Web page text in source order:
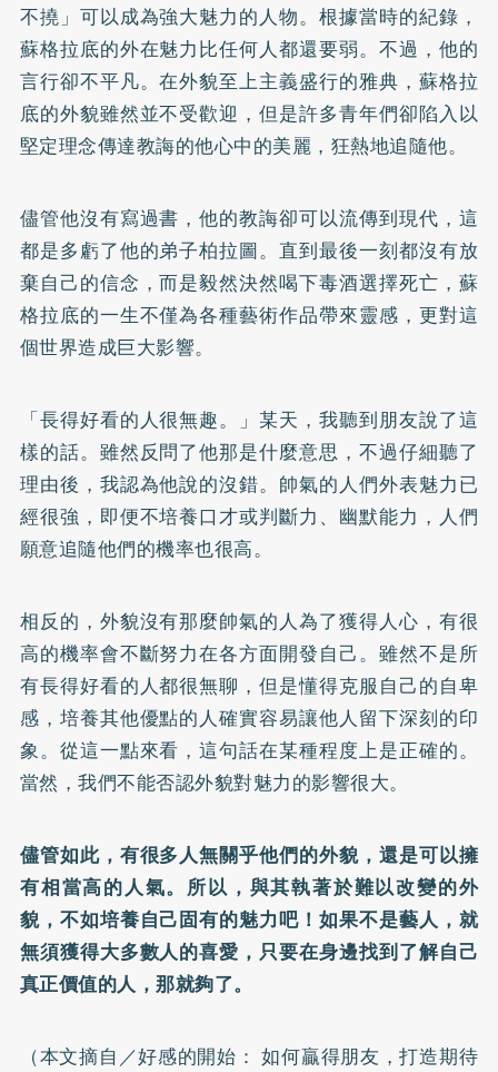
不撓」可以成為強大魅力的人物。根據當時的紀錄，
蘇格拉底的外在魅力比任何人都還要弱。不過，他的
言行卻不平凡。在外貌至上主義盛行的雅典，蘇格拉
底的外貌雖然並不受歡迎，但是許多青年們卻陷入以
堅定理念傳達教誨的他心中的美麗，狂熱地追隨他。
儘管他沒有寫過書，他的教誨卻可以流傳到現代，這
都是多虧了他的弟子柏拉圖。直到最後一刻都沒有放
棄自己的信念，而是毅然決然喝下毒酒選擇死亡，蘇
格拉底的一生不僅為各種藝術作品帶來靈感，更對這
個世界造成巨大影響。
「長得好看的人很無趣。」某天，我聽到朋友說了這
樣的話。雖然反問了他那是什麼意思，不過仔細聽了
理由後，我認為他說的沒錯。帥氣的人們外表魅力已
經很強，即便不培養口才或判斷力、幽默能力，人們
願意追隨他們的機率也很高。
相反的，外貌沒有那麼帥氣的人為了獲得人心，有很
高的機率會不斷努力在各方面開發自己。雖然不是所
有長得好看的人都很無聊，但是懂得克服自己的自卑
感，培養其他優點的人確實容易讓他人留下深刻的印
象。從這一點來看，這句話在某種程度上是正確的。
當然，我們不能否認外貌對魅力的影響很大。
儘管如此，有很多人無關乎他們的外貌，還是可以擁
有相當高的人氣。所以，與其執著於難以改變的外
貌，不如培養自己固有的魅力吧！如果不是藝人，就
無須獲得大多數人的喜愛，只要在身邊找到了解自己
真正價值的人，那就夠了。
（本文摘自／好感的開始： 如何贏得朋友，打造期待